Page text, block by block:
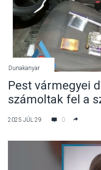
Dunakanyar
Pest vármegyei
számoltak fel a
2025 JÚL 29 0